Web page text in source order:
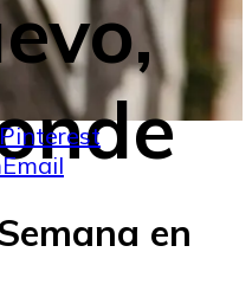
Pinterest
Email
en